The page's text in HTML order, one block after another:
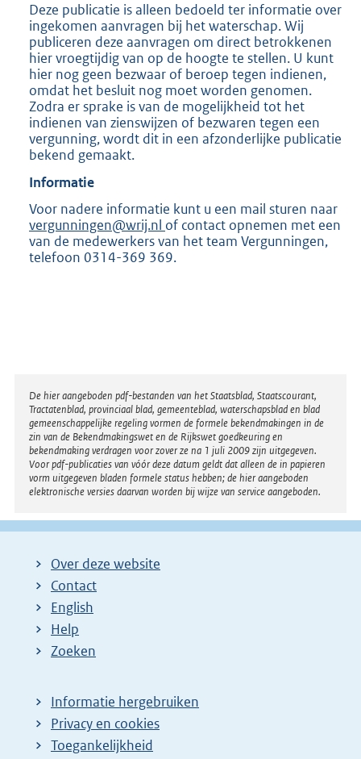
Deze publicatie is alleen bedoeld ter informatie over
ingekomen aanvragen bij het waterschap. Wij
publiceren deze aanvragen om direct betrokkenen
hier vroegtijdig van op de hoogte te stellen. U kunt
hier nog geen bezwaar of beroep tegen indienen,
omdat het besluit nog moet worden genomen.
Zodra er sprake is van de mogelijkheid tot het
indienen van zienswijzen of bezwaren tegen een
vergunning, wordt dit in een afzonderlijke publicatie
bekend gemaakt.
Informatie
Voor nadere informatie kunt u een mail sturen naar
vergunningen@wrij.nl of contact opnemen met een
van de medewerkers van het team Vergunningen,
telefoon 0314-369 369.
Disclaimer
De hier aangeboden pdf-bestanden van het Staatsblad, Staatscourant,
Tractatenblad, provinciaal blad, gemeenteblad, waterschapsblad en blad
gemeenschappelijke regeling vormen de formele bekendmakingen in de
zin van de Bekendmakingswet en de Rijkswet goedkeuring en
bekendmaking verdragen voor zover ze na 1 juli 2009 zijn uitgegeven.
Voor pdf-publicaties van vóór deze datum geldt dat alleen de in papieren
vorm uitgegeven bladen formele status hebben; de hier aangeboden
elektronische versies daarvan worden bij wijze van service aangeboden.
Over deze website
Contact
English
Help
Zoeken
Informatie hergebruiken
Privacy en cookies
Toegankelijkheid